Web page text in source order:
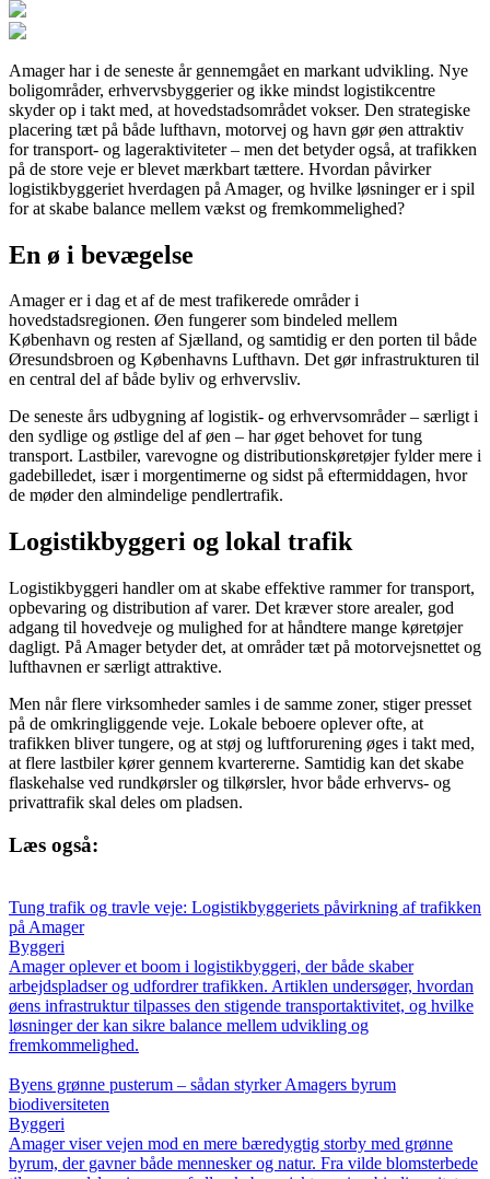
Amager har i de seneste år gennemgået en markant udvikling. Nye
boligområder, erhvervsbyggerier og ikke mindst logistikcentre
skyder op i takt med, at hovedstadsområdet vokser. Den strategiske
placering tæt på både lufthavn, motorvej og havn gør øen attraktiv
for transport- og lageraktiviteter – men det betyder også, at trafikken
på de store veje er blevet mærkbart tættere. Hvordan påvirker
logistikbyggeriet hverdagen på Amager, og hvilke løsninger er i spil
for at skabe balance mellem vækst og fremkommelighed?
En ø i bevægelse
Amager er i dag et af de mest trafikerede områder i
hovedstadsregionen. Øen fungerer som bindeled mellem
København og resten af Sjælland, og samtidig er den porten til både
Øresundsbroen og Københavns Lufthavn. Det gør infrastrukturen til
en central del af både byliv og erhvervsliv.
De seneste års udbygning af logistik- og erhvervsområder – særligt i
den sydlige og østlige del af øen – har øget behovet for tung
transport. Lastbiler, varevogne og distributionskøretøjer fylder mere i
gadebilledet, især i morgentimerne og sidst på eftermiddagen, hvor
de møder den almindelige pendlertrafik.
Logistikbyggeri og lokal trafik
Logistikbyggeri handler om at skabe effektive rammer for transport,
opbevaring og distribution af varer. Det kræver store arealer, god
adgang til hovedveje og mulighed for at håndtere mange køretøjer
dagligt. På Amager betyder det, at områder tæt på motorvejsnettet og
lufthavnen er særligt attraktive.
Men når flere virksomheder samles i de samme zoner, stiger presset
på de omkringliggende veje. Lokale beboere oplever ofte, at
trafikken bliver tungere, og at støj og luftforurening øges i takt med,
at flere lastbiler kører gennem kvartererne. Samtidig kan det skabe
flaskehalse ved rundkørsler og tilkørsler, hvor både erhvervs- og
privattrafik skal deles om pladsen.
Læs også:
Tung trafik og travle veje: Logistikbyggeriets påvirkning af trafikken
på Amager
Byggeri
Amager oplever et boom i logistikbyggeri, der både skaber
arbejdspladser og udfordrer trafikken. Artiklen undersøger, hvordan
øens infrastruktur tilpasses den stigende transportaktivitet, og hvilke
løsninger der kan sikre balance mellem udvikling og
fremkommelighed.
Byens grønne pusterum – sådan styrker Amagers byrum
biodiversiteten
Byggeri
Amager viser vejen mod en mere bæredygtig storby med grønne
byrum, der gavner både mennesker og natur. Fra vilde blomsterbede